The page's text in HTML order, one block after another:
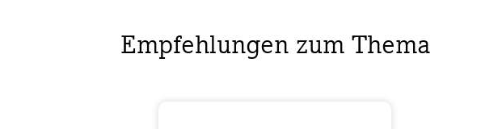
Empfehlungen zum Thema